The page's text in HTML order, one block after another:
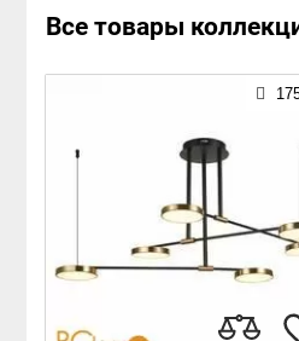
Все товары